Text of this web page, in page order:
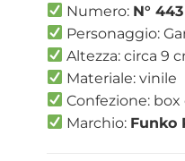
Numero: N° 443
Personaggio:
Altezza: circa 9
Materiale: vinile
Confezione:
Marchio: Funko